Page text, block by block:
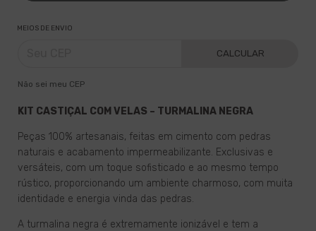
MEIOS DE ENVIO
CALCULAR
Não sei meu CEP
KIT CASTIÇAL COM VELAS – TURMALINA NEGRA
Peças 100% artesanais, feitas em cimento com pedras
naturais e acabamento impermeabilizante. Exclusivas e
versáteis, com um toque sofisticado e ao mesmo tempo
rústico, proporcionando um ambiente charmoso, com muita
identidade e energia vinda das pedras.
A turmalina negra é extremamente ionizável e tem a